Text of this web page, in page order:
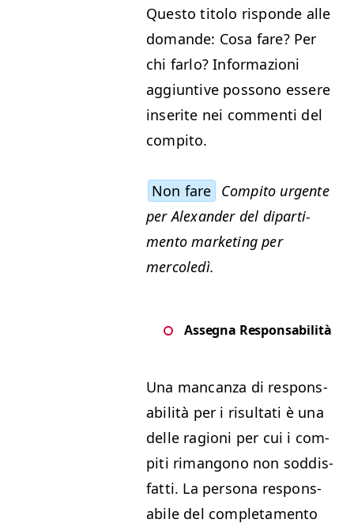
Questo tito­lo risponde alle
domande: Cosa fare? Per
chi far­lo? Infor­mazioni
aggiun­tive pos­sono essere
inserite nei com­men­ti del
compito.
Non fare Com­pi­to urgente
per Alexan­der del dipar­ti­
men­to mar­ket­ing per
mercoledì.
Asseg­na Responsabilità
Una man­can­za di respon­s­
abil­ità per i risul­tati è una
delle ragioni per cui i com­
pi­ti riman­gono non sod­dis­
fat­ti. La per­sona respon­s­
abile del com­ple­ta­men­to